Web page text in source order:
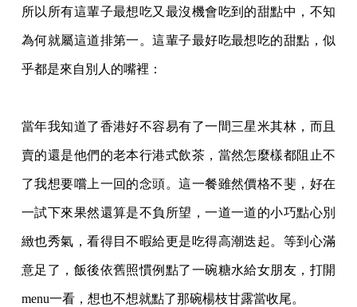
所以所有這輩子最想吃又最沒機會吃到的甜點中，不知
為何就屬這道排第一。這輩子最好吃最想吃的甜點，似
乎都是來自別 人的嘴裡：
當年我知道了香港好不容易有了一間三星米其林，而且
賣的還是他們的老本行港式飲茶 ，當然怎麼樣都阻止不
了我想要嚐上一回的念頭。這一餐雖然價格不斐，好在
一試下來果然還算是不負所望，一道一道的小巧點心別
緻也秀氣，看得目不暇給更是吃得高潮迭起。等到 心滿
意足了，飯後依舊照慣例點了一碗糖水給女朋友，打開
menu一看，想也不想就點了那碗楊枝甘露當收尾。